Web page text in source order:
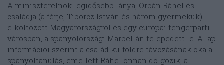
A miniszterelnök legidősebb lánya, Orbán Ráhel és
családja (a férje, Tiborcz István és három gyermekük)
elköltözött Magyarországról és egy európai tengerparti
városban, a spanyolországi Marbellán telepedett le. A lap
információi szerint a család külföldre távozásának oka a
spanyoltanulás, emellett Ráhel onnan dolgozik, a